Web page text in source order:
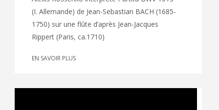
(I. Allemande) de Jean-Sebastian BACH (1685-
1750) sur une flûte d’après Jean-Jacques
Rippert (Paris, ca.1710)
EN SAVOIR PLUS